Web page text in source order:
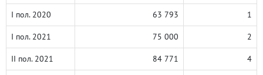
I пол. 2020 63 793 1
I пол. 2021 75 000 2
II пол. 2021 84 771 4